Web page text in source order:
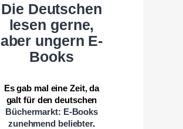
Die Deutschen
lesen gerne,
aber ungern E-
Books
Es gab mal eine Zeit, da
galt für den deutschen
Büchermarkt: E-Books
zunehmend beliebter.